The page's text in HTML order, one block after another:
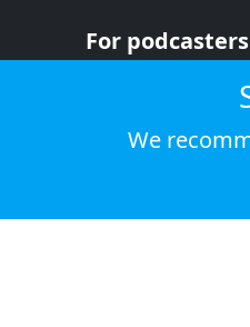
For podcasters
We